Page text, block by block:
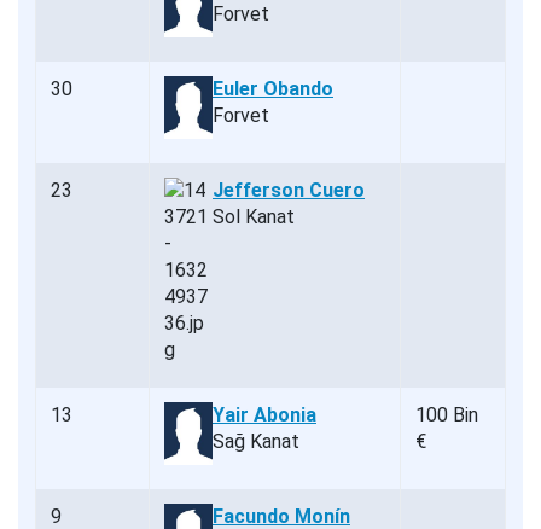
Forvet
30
Euler Obando
Forvet
23
Jefferson Cuero
Sol Kanat
13
Yair Abonia
Sağ Kanat
100 Bin
€
9
Facundo Monín